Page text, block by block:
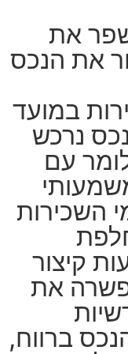
את
את הנכס
במועד
נרכש
של 7%, כלומר עם
השכירות
קיצור
את
ברווח,